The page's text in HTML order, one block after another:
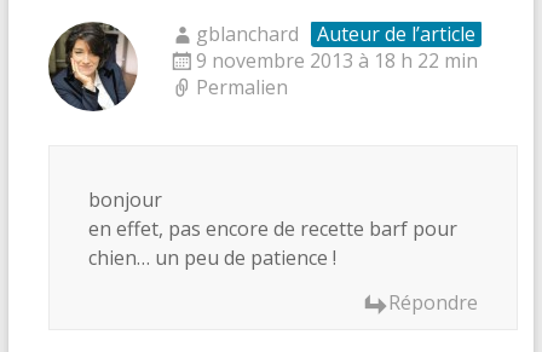
gblanchard
Auteur de l’article
9 novembre 2013 à 18 h 22 min
Permalien
bonjour
en effet, pas encore de recette barf pour
chien… un peu de patience !
Répondre